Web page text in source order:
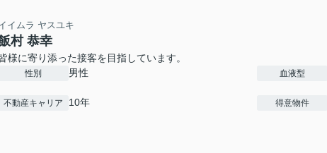
イムラ ヤスユキ
村 恭幸
様に寄り添った接客を目指しています。
性別 男性 血液型
不動産キャリア 10年 得意物件